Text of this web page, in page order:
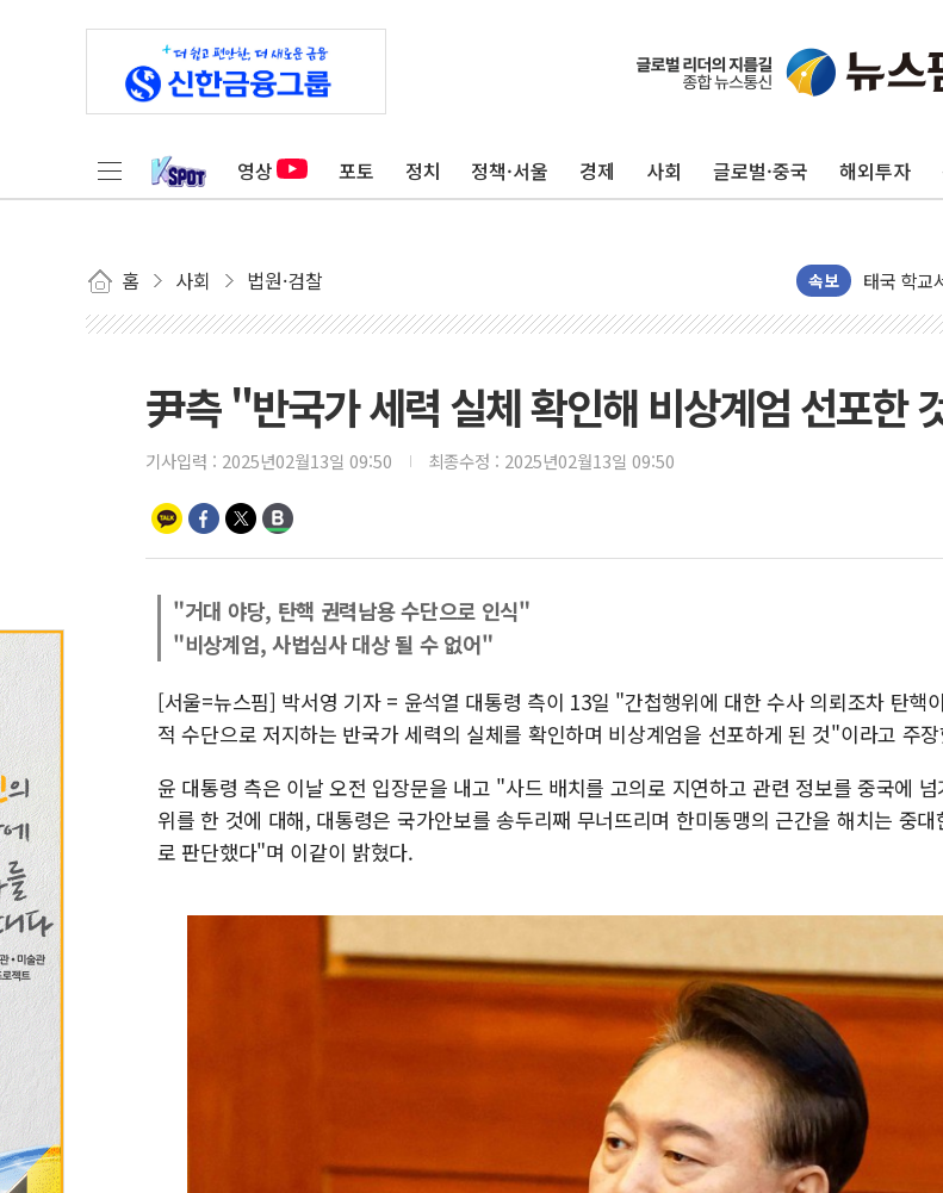
영상 포토 정치 정책·서울 경제 사회 글로벌·중국 해외투자
홈 사회 법원·검찰 속보
'찜통더위'
후티 반
경찰, 9월
40.2도
"文정부
李대통령,
프롬바
NH농협
푸본현대
교보생명,
벼랑 끝
尹측 "반국가 세력 실체 확인해 비상계엄 선포한
기사입력 : 2025년02월13일 09:50 최종수정 : 2025년02월13일 09:50
"거대 야당, 탄핵 권력남용 수단으로 인식"
"비상계엄, 사법심사 대상 될 수 없어"
[서울=뉴스핌] 박서영 기자 = 윤석열 대통령 측이 13일 "간첩행위에 대한 수사 의뢰조차 탄핵
적 수단으로 저지하는 반국가 세력의 실체를 확인하며 비상계엄을 선포하게 된 것"이라고 주
윤 대통령 측은 이날 오전 입장문을 내고 "사드 배치를 고의로 지연하고 관련 정보를 중국에
위를 한 것에 대해, 대통령은 국가안보를 송두리째 무너뜨리며 한미동맹의 근간을 해치는 중대
로 판단했다"며 이같이 밝혔다.